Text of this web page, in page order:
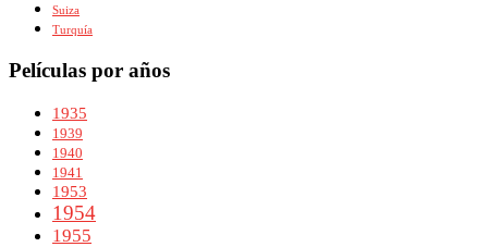
Suiza
Turquía
Películas por años
1935
1939
1940
1941
1953
1954
1955